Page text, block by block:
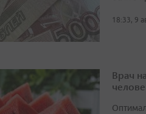
18:33, 9
Врач